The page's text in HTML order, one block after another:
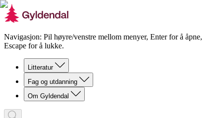
Navigasjon: Pil høyre/venstre mellom menyer, Enter for å åpne,
Escape for å lukke.
Litteratur
Fag og utdanning
Om Gyldendal